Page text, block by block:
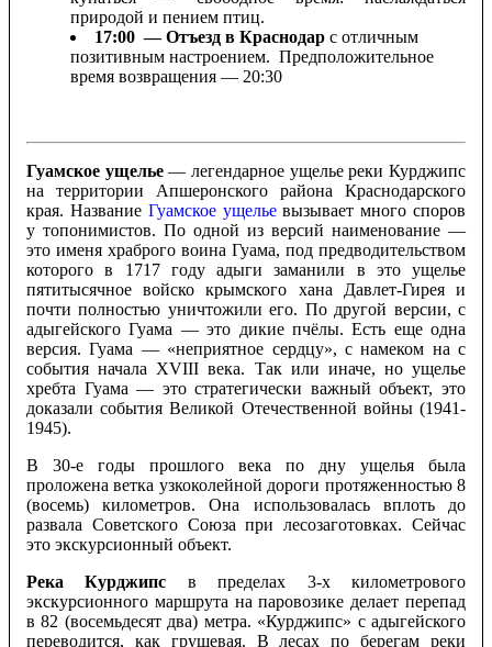
природой и пением птиц.
17:00 — Отъезд в Краснодар с отличным
позитивным настроением. Предположительное
время возвращения — 20:30
Гуамское ущелье— легендарное ущелье реки Курджипс
на территории Апшеронского района Краснодарского
края. Название Гуамское ущельевызывает много споров
у топонимистов. По одной из версий наименование —
это именя храброго воина Гуама, под предводительством
которого в 1717 году адыги заманили в это ущелье
пятитысячное войско крымского хана Давлет-Гирея и
почти полностью уничтожили его. По другой версии, с
адыгейского Гуама — это дикие пчёлы. Есть еще одна
версия. Гуама — «неприятное сердцу», с намеком на с
события начала XVIII века. Так или иначе, но ущелье
хребта Гуама — это стратегически важный объект, это
доказали события Великой Отечественной войны (1941-
1945).
В 30-е годы прошлого века по дну ущелья была
проложена ветка узкоколейной дороги протяженностью 8
(восемь) километров. Она использовалась вплоть до
развала Советского Союза при лесозаготовках. Сейчас
это экскурсионный объект.
Река Курджипс в пределах 3-х километрового
экскурсионного маршрута на паровозике делает перепад
в 82 (восемьдесят два) метра. «Курджипс» с адыгейского
переводится, как грушевая. В лесах по берегам реки